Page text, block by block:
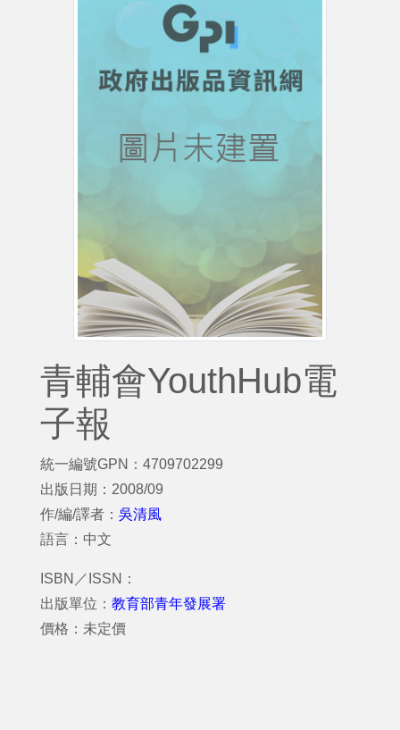
青輔會YouthHub電
子報
統一編號GPN：4709702299
出版日期：2008/09
作/編/譯者： 吳清風
語言：中文
ISBN／ISSN：
出版單位： 教育部青年發展署
價格：未定價